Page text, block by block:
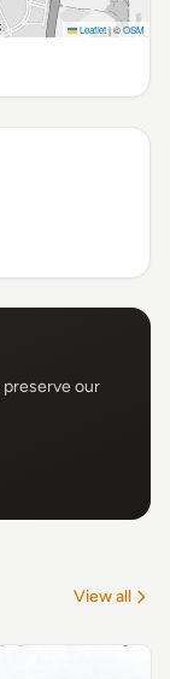
Leaflet|©OSM
preserve our
View all